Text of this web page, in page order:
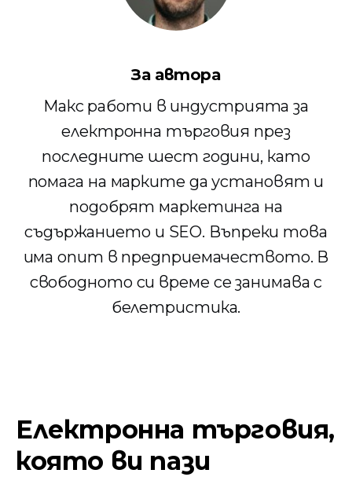
За автора
Макс работи в индустрията за
електронна търговия през
последните шест години, като
помага на марките да установят и
подобрят маркетинга на
съдържанието и SEO. Въпреки това
има опит в предприемачеството. В
свободното си време се занимава с
белетристика.
Електронна търговия,
която ви пази